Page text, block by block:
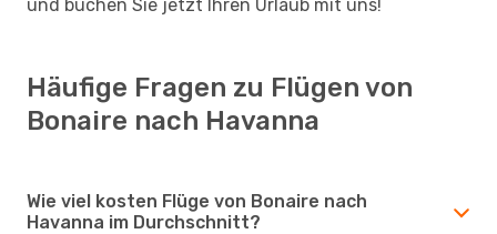
und buchen Sie jetzt Ihren Urlaub mit uns!
Häufige Fragen zu Flügen von
Bonaire nach Havanna
Wie viel kosten Flüge von Bonaire nach
Havanna im Durchschnitt?